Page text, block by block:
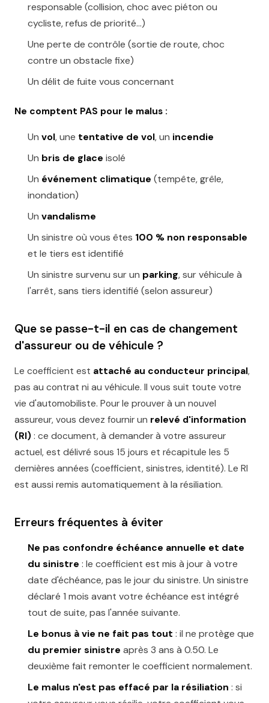
responsable (collision, choc avec piéton ou
cycliste, refus de priorité…)
Une perte de contrôle (sortie de route, choc
contre un obstacle fixe)
Un délit de fuite vous concernant
Ne comptent PAS pour le malus :
Un vol, une tentative de vol, un incendie
Un bris de glace isolé
Un événement climatique (tempête, grêle,
inondation)
Un vandalisme
Un sinistre où vous êtes 100 % non responsable
et le tiers est identifié
Un sinistre survenu sur un parking, sur véhicule à
l'arrêt, sans tiers identifié (selon assureur)
Que se passe-t-il en cas de changement
d'assureur ou de véhicule ?
Le coefficient est attaché au conducteur principal,
pas au contrat ni au véhicule. Il vous suit toute votre
vie d'automobiliste. Pour le prouver à un nouvel
assureur, vous devez fournir un relevé d'information
(RI): ce document, à demander à votre assureur
actuel, est délivré sous 15 jours et récapitule les 5
dernières années (coefficient, sinistres, identité). Le RI
est aussi remis automatiquement à la résiliation.
Erreurs fréquentes à éviter
Ne pas confondre échéance annuelle et date
du sinistre : le coefficient est mis à jour à votre
date d'échéance, pas le jour du sinistre. Un sinistre
déclaré 1 mois avant votre échéance est intégré
tout de suite, pas l'année suivante.
Le bonus à vie ne fait pas tout : il ne protège que
du premier sinistre après 3 ans à 0.50. Le
deuxième fait remonter le coefficient normalement.
Le malus n'est pas effacé par la résiliation : si